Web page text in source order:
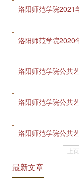
洛阳师范学院2021
洛阳师范学院2020
洛阳师范学院公共
洛阳师范学院公共
洛阳师范学院公共
上页
最新文章